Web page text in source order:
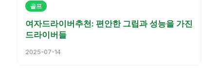
골프
여자드라이버추천: 편안한 그립과 성능을 가진
드라이버들
2025-07-14